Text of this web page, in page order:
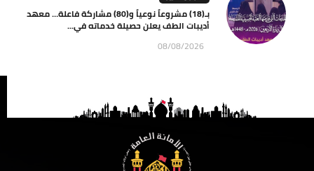
بـ(18) مشروعاً نوعياً و(80) مشاركة فاعلة… معهد
أديبات الطف يعلن حصيلة خدماته في...
08/08/2026